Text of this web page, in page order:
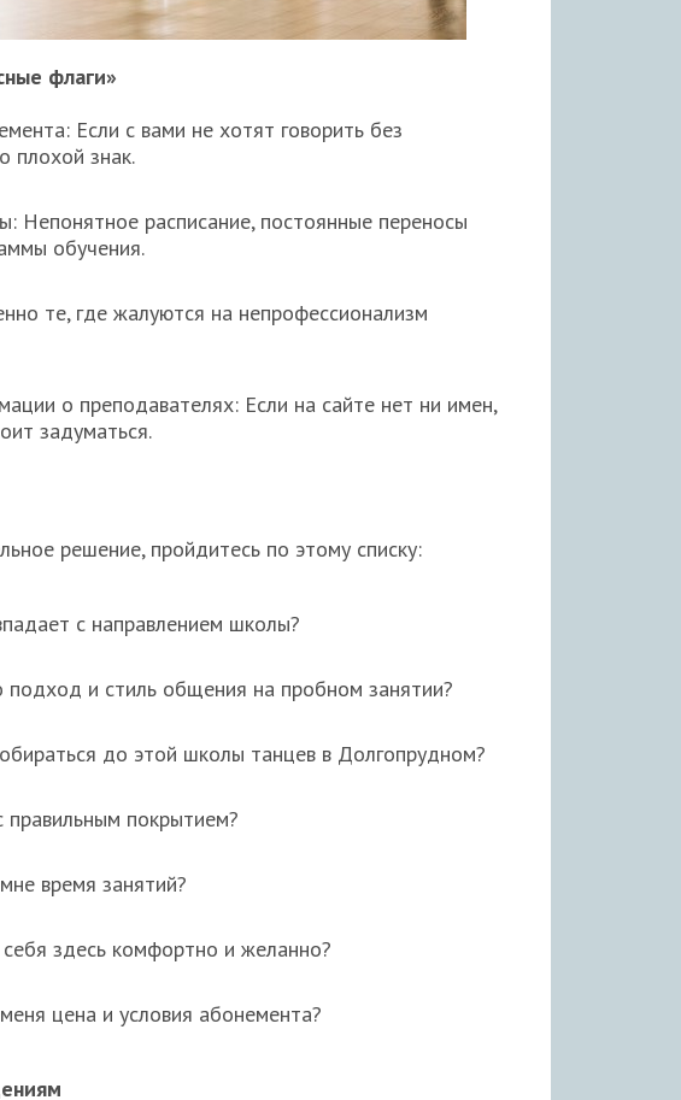
флаги»
Если с вами не хотят говорить без
плохой знак.
Непонятное расписание, постоянные переносы
обучения.
те, где жалуются на непрофессионализм
о преподавателях: Если на сайте нет ни имен,
задуматься.
решение, пройдитесь по этому списку:
с направлением школы?
подход и стиль общения на пробном занятии?
до этой школы танцев в Долгопрудном?
правильным покрытием?
время занятий?
здесь комфортно и желанно?
цена и условия абонемента?